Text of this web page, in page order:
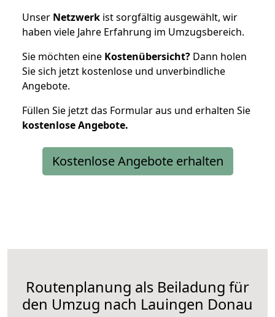
Unser Netzwerk ist sorgfältig ausgewählt, wir
haben viele Jahre Erfahrung im Umzugsbereich.
Sie möchten eine Kostenübersicht? Dann holen
Sie sich jetzt kostenlose und unverbindliche
Angebote.
Füllen Sie jetzt das Formular aus und erhalten Sie
kostenloseAngebote.
Kostenlose Angebote erhalten
Routenplanung als Beiladung für
den Umzug nach Lauingen Donau